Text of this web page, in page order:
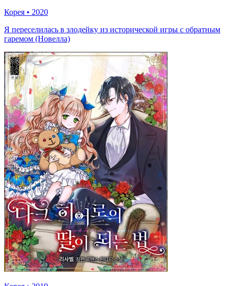
Корея • 2020
Я переселилась в злодейку из исторической игры с обратным
гаремом (Новелла)